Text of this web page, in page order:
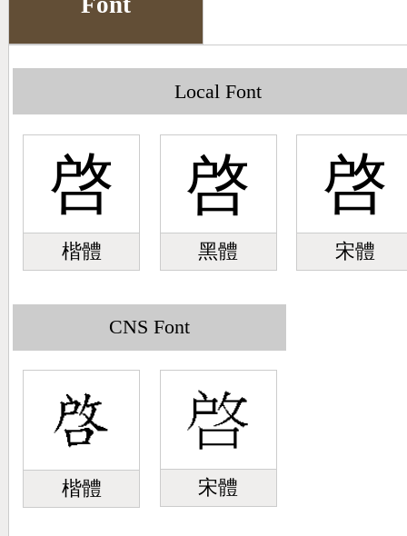
Pinyin Word Index
Local Font
啓
楷體
啓
黑體
啓
宋體
CNS Font
楷體 宋體